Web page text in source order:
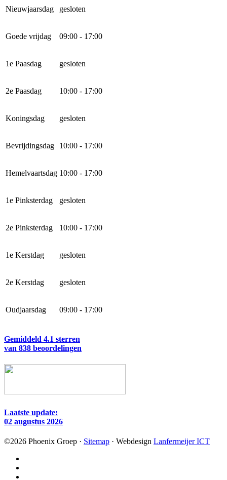
Nieuwjaarsdag gesloten
Goede vrijdag 09:00 - 17:00
1e Paasdag gesloten
2e Paasdag 10:00 - 17:00
Koningsdag gesloten
Bevrijdingsdag 10:00 - 17:00
Hemelvaartsdag 10:00 - 17:00
1e Pinksterdag gesloten
2e Pinksterdag 10:00 - 17:00
1e Kerstdag gesloten
2e Kerstdag gesloten
Oudjaarsdag 09:00 - 17:00
Gemiddeld 4.1 sterren
van 838 beoordelingen
Laatste update:
02 augustus 2026
©2026 Phoenix Groep · Sitemap · Webdesign Lanfermeijer ICT